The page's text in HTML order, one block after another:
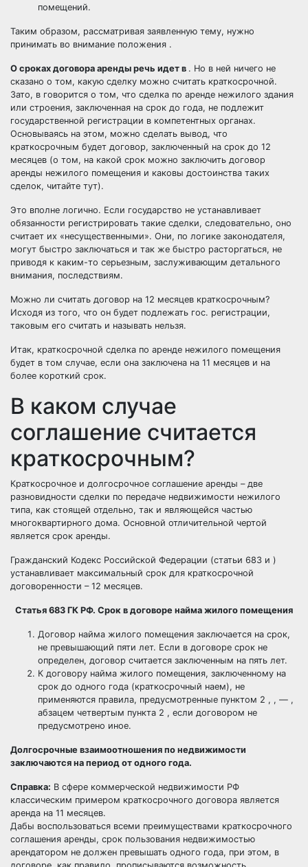
помещений.
Таким образом, рассматривая заявленную тему, нужно
принимать во внимание положения .
О сроках договора аренды речь идет в . Но в ней ничего не
сказано о том, какую сделку можно считать краткосрочной.
Зато, в говорится о том, что сделка по аренде нежилого здания
или строения, заключенная на срок до года, не подлежит
государственной регистрации в компетентных органах.
Основываясь на этом, можно сделать вывод, что
краткосрочным будет договор, заключенный на срок до 12
месяцев (о том, на какой срок можно заключить договор
аренды нежилого помещения и каковы достоинства таких
сделок, читайте тут).
Это вполне логично. Если государство не устанавливает
обязанности регистрировать такие сделки, следовательно, оно
считает их «несущественными». Они, по логике законодателя,
могут быстро заключаться и так же быстро расторгаться, не
приводя к каким-то серьезным, заслуживающим детального
внимания, последствиям.
Можно ли считать договор на 12 месяцев краткосрочным?
Исходя из того, что он будет подлежать гос. регистрации,
таковым его считать и называть нельзя.
Итак, краткосрочной сделка по аренде нежилого помещения
будет в том случае, если она заключена на 11 месяцев и на
более короткий срок.
В каком случае
соглашение считается
краткосрочным?
Краткосрочное и долгосрочное соглашение аренды – две
разновидности сделки по передаче недвижимости нежилого
типа, как стоящей отдельно, так и являющейся частью
многоквартирного дома. Основной отличительной чертой
является срок аренды.
Гражданский Кодекс Российской Федерации (статьи 683 и )
устанавливает максимальный срок для краткосрочной
договоренности – 12 месяцев.
Статья 683 ГК РФ. Срок в договоре найма жилого помещения
Договор найма жилого помещения заключается на срок,
не превышающий пяти лет. Если в договоре срок не
определен, договор считается заключенным на пять лет.
К договору найма жилого помещения, заключенному на
срок до одного года (краткосрочный наем), не
применяются правила, предусмотренные пунктом 2 , , — ,
абзацем четвертым пункта 2 , если договором не
предусмотрено иное.
Долгосрочные взаимоотношения по недвижимости
заключаются на период от одного года.
Справка: В сфере коммерческой недвижимости РФ
классическим примером краткосрочного договора является
аренда на 11 месяцев.
Дабы воспользоваться всеми преимуществами краткосрочного
соглашения аренды, срок пользования недвижимостью
арендатором не должен превышать одного года, при этом, в